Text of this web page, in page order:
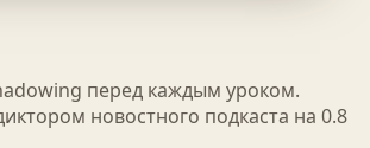
перед каждым уроком.
новостного подкаста на 0.8